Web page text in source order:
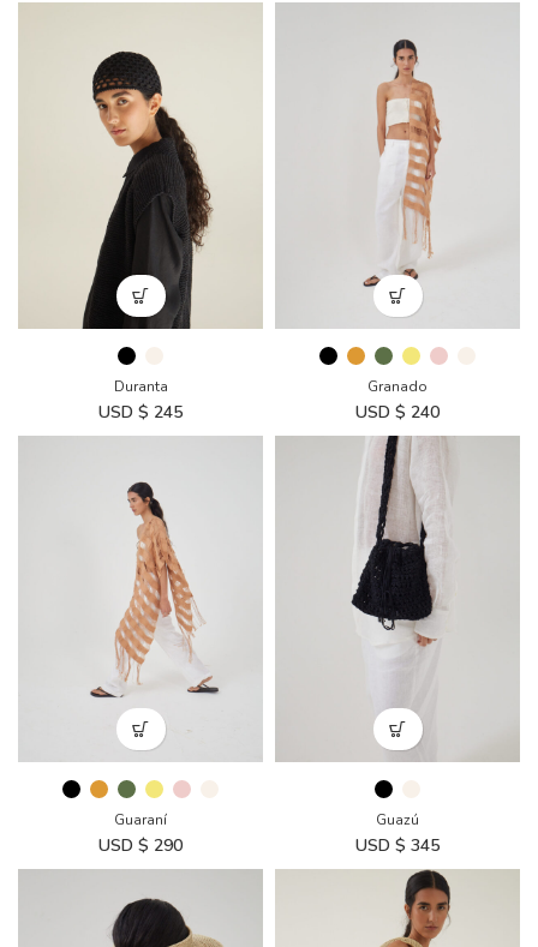
Duranta
USD $ 245
Granado
USD $ 240
Guaraní
USD $ 290
Guazú
USD $ 345